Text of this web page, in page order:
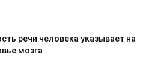
речи человека указывает на
мозга